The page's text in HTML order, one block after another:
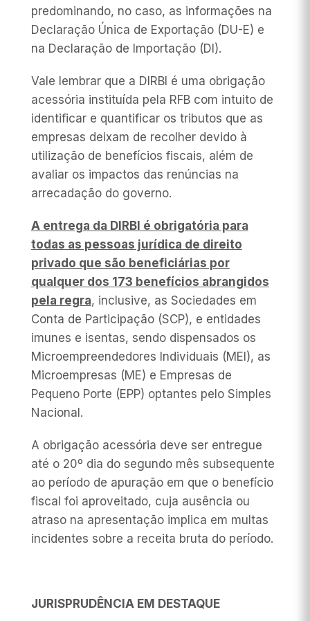
predominando, no caso, as informações na
Declaração Única de Exportação (DU-E) e
na Declaração de Importação (DI).
Vale lembrar que a DIRBI é uma obrigação
acessória instituída pela RFB com intuito de
identificar e quantificar os tributos que as
empresas deixam de recolher devido à
utilização de benefícios fiscais, além de
avaliar os impactos das renúncias na
arrecadação do governo.
A entrega da DIRBI é obrigatória para
todas as pessoas jurídica de direito
privado que são beneficiárias por
qualquer dos 173 benefícios abrangidos
pela regra, inclusive, as Sociedades em
Conta de Participação (SCP), e entidades
imunes e isentas, sendo dispensados os
Microempreendedores Individuais (MEI), as
Microempresas (ME) e Empresas de
Pequeno Porte (EPP) optantes pelo Simples
Nacional.
A obrigação acessória deve ser entregue
até o 20º dia do segundo mês subsequente
ao período de apuração em que o benefício
fiscal foi aproveitado, cuja ausência ou
atraso na apresentação implica em multas
incidentes sobre a receita bruta do período.
JURISPRUDÊNCIA EM DESTAQUE